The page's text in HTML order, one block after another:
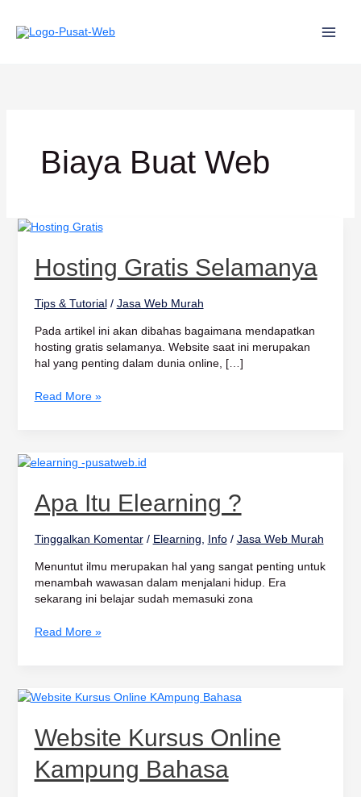
konten
Biaya Buat Web
Hosting Gratis Selamanya
Tips & Tutorial/ Jasa Web Murah
Pada artikel ini akan dibahas bagaimana mendapatkan
hosting gratis selamanya. Website saat ini merupakan
hal yang penting dalam dunia online, […]
Hosting
Selamanya
Read More »
Apa Itu Elearning ?
Tinggalkan Komentar / Elearning Info/ Jasa Web Murah
Menuntut ilmu merupakan hal yang sangat penting untuk
menambah wawasan dalam menjalani hidup. Era
sekarang ini belajar sudah memasuki zona
Apa
Elearning
?
Read More »
Website Kursus Online
Kampung Bahasa
Website
Online
Kampung
Bahasa